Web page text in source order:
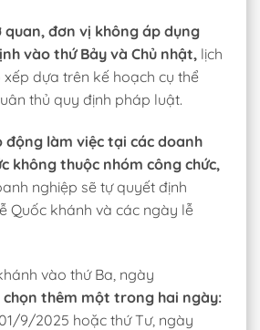
quan, đơn vị không áp dụng
vào thứ Bảy và Chủ nhật, lịch
dựa trên kế hoạch cụ thể
thủ quy định pháp luật.
động làm việc tại các doanh
không thuộc nhóm công chức,
nghiệp sẽ tự quyết định
Quốc khánh và các ngày lễ
vào thứ Ba, ngày
chọn thêm một trong hai ngày:
9/2025 hoặc thứ Tư, ngày